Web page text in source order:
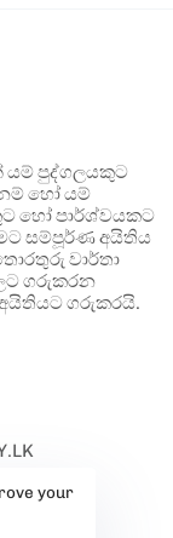
යම් පුද්ගලයකුට
හෝ යම්
හෝ පාර්ශ්වයකට
සම්පූර්ණ අයිතිය
වාර්තා
ගරුකරන
ගරුකරයි.
your